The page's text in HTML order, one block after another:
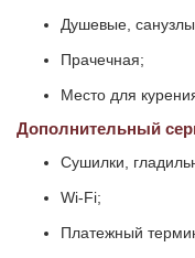
Душевые,
Прачечная;
Место для
Дополнительный
Сушилки,
Wi-Fi;
Платежный